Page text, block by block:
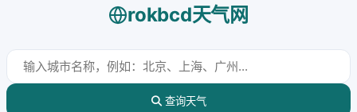
rokbcd天气网
查询天气